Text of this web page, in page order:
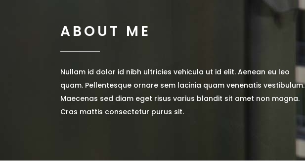
ABOUT ME
Nullam id dolor id nibh ultricies vehicula ut id elit. Aenean eu leo
quam. Pellentesque ornare sem lacinia quam venenatis vestibulum.
Maecenas sed diam eget risus varius blandit sit amet non magna.
Cras mattis consectetur purus sit.